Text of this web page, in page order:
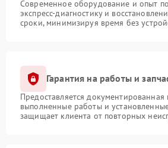
Современное оборудование и опыт
экспресс-диагностику и
сроки, минимизируя время без
Гарантия на работы и
Предоставляется документированная
выполненные работы и
защищает клиента от повторных